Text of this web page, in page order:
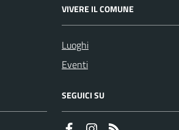
VIVERE IL COMUNE
Luoghi
Eventi
SEGUICI SU